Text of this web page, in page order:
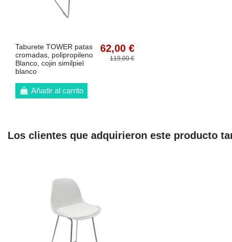
Taburete TOWER patas
cromadas, polipropileno
Blanco, cojin similpiel
blanco
62,00 €
119,00 €
Añadir al carrito
Los clientes que adquirieron este producto